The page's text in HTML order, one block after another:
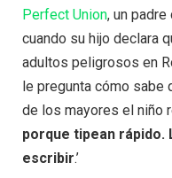
Perfect Union, un
cuando su hijo declara
adultos peligrosos en
le pregunta cómo sabe
de los mayores el niño
porque tipean rápido.
escribir.’